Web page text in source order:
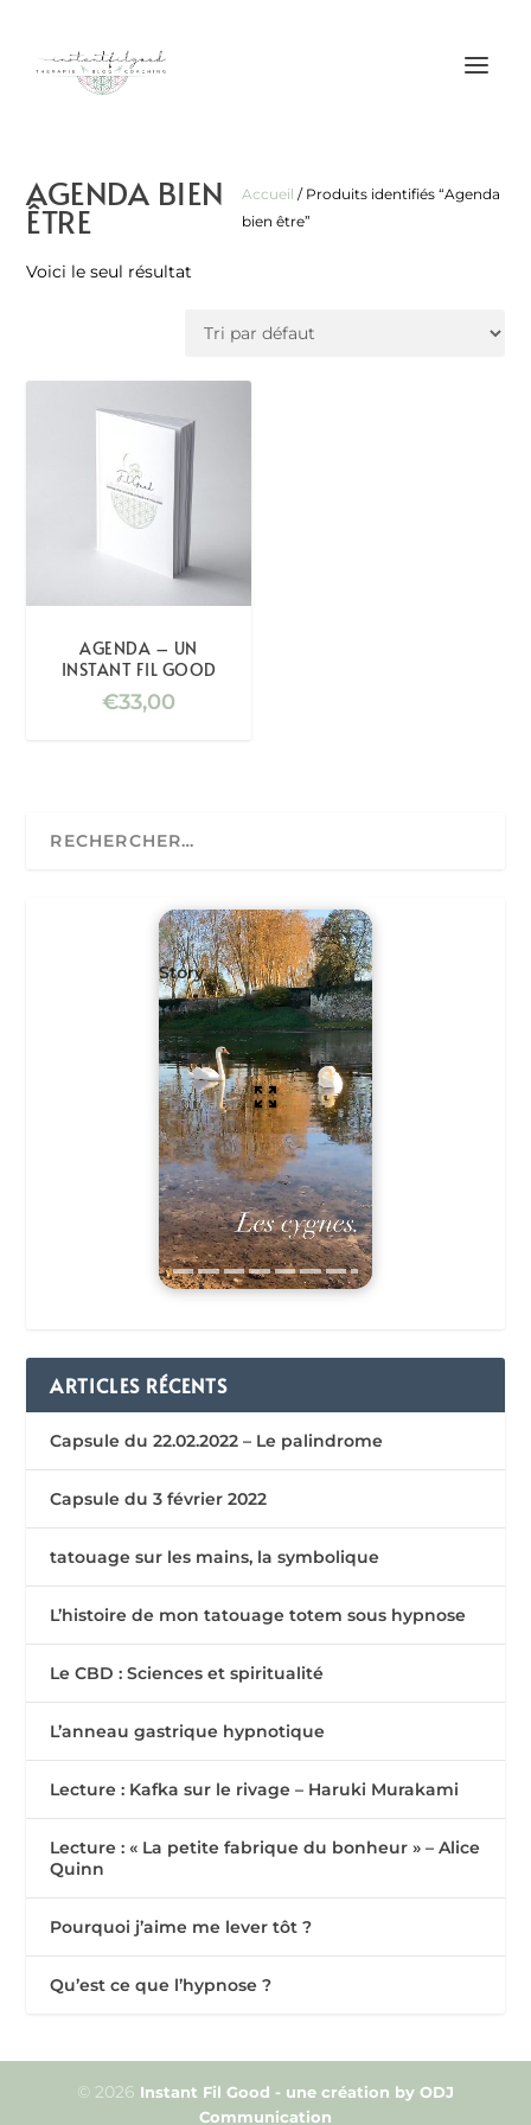
AGENDA BIEN
ÊTRE
Accueil / Produits identifiés “Agenda
bien être”
Voici le seul résultat
AGENDA – UN
INSTANT FIL GOOD
€33,00
Story
ARTICLES RÉCENTS
Capsule du 22.02.2022 – Le palindrome
Capsule du 3 février 2022
tatouage sur les mains, la symbolique
L’histoire de mon tatouage totem sous hypnose
Le CBD : Sciences et spiritualité
L’anneau gastrique hypnotique
Lecture : Kafka sur le rivage – Haruki Murakami
Lecture : « La petite fabrique du bonheur » – Alice
Quinn
Pourquoi j’aime me lever tôt ?
Qu’est ce que l’hypnose ?
© 2026 Instant Fil Good - une création by ODJ
Communication